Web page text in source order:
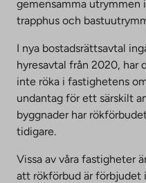
gemensamma utrymmen
trapphus och
I nya bostadsrättsavtal
hyresavtal från 2020, har
inte röka i fastighetens
undantag för ett särskilt
byggnader har
tidigare.
Vissa av våra fastigheter
att rökförbud är förbjudet